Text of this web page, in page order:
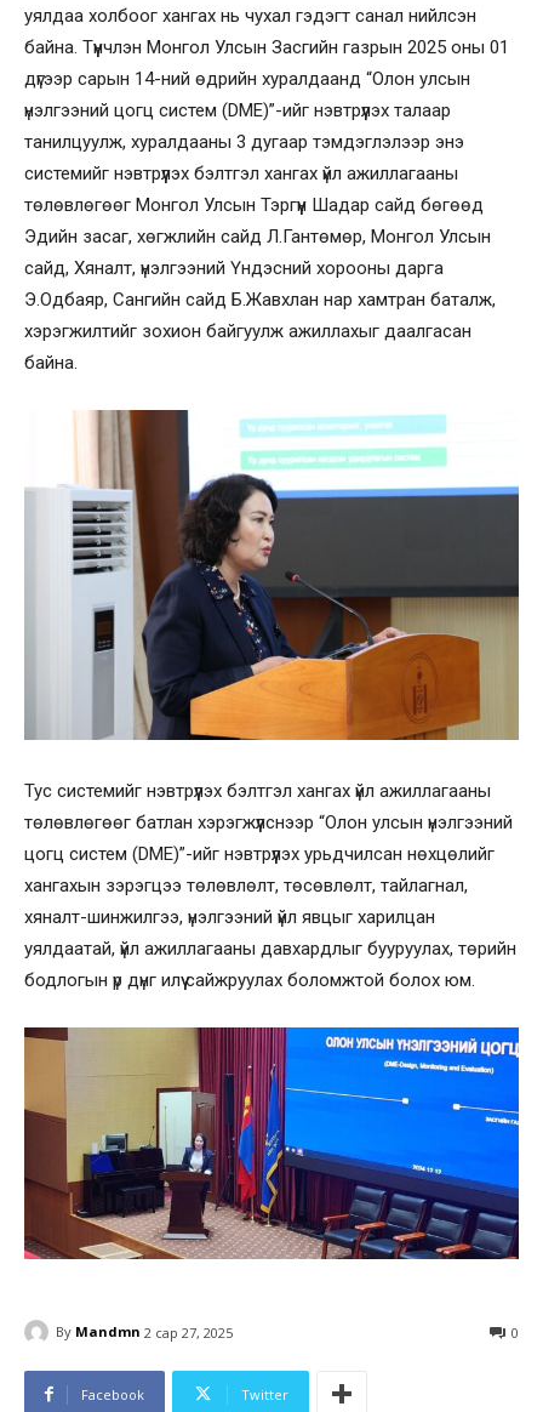
уялдаа холбоог хангах нь чухал гэдэгт санал нийлсэн
байна. Түүнчлэн Монгол Улсын Засгийн газрын 2025 оны 01
дүгээр сарын 14-ний өдрийн хуралдаанд “Олон улсын
үнэлгээний цогц систем (DME)”-ийг нэвтрүүлэх талаар
танилцуулж, хуралдааны 3 дугаар тэмдэглэлээр энэ
системийг нэвтрүүлэх бэлтгэл хангах үйл ажиллагааны
төлөвлөгөөг Монгол Улсын Тэргүүн Шадар сайд бөгөөд
Эдийн засаг, хөгжлийн сайд Л.Гантөмөр, Монгол Улсын
сайд, Хяналт, үнэлгээний Үндэсний хорооны дарга
Э.Одбаяр, Сангийн сайд Б.Жавхлан нар хамтран баталж,
хэрэгжилтийг зохион байгуулж ажиллахыг даалгасан
байна.
Тус системийг нэвтрүүлэх бэлтгэл хангах үйл ажиллагааны
төлөвлөгөөг батлан хэрэгжүүлснээр “Олон улсын үнэлгээний
цогц систем (DME)”-ийг нэвтрүүлэх урьдчилсан нөхцөлийг
хангахын зэрэгцээ төлөвлөлт, төсөвлөлт, тайлагнал,
хяналт-шинжилгээ, үнэлгээний үйл явцыг харилцан
уялдаатай, үйл ажиллагааны давхардлыг бууруулах, төрийн
бодлогын үр дүнг илүү сайжруулах боломжтой болох юм.
By Mandmn 2 сар 27, 2025 0
Facebook Twitter